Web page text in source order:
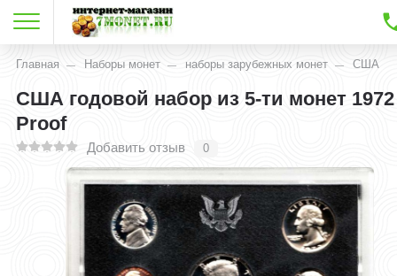
Главная Наборы монет наборы зарубежных монет США
США годовой набор из 5-ти монет 1972
Proof
Добавить отзыв 0